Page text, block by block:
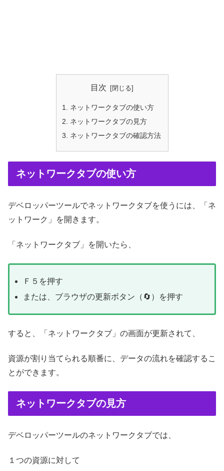
目次
ネットワークタブの使い方
ネットワークタブの見方
ネットワークタブの確認方法
ネットワークタブの使い方
デベロッパーツールでネットワークタブを使うには、「ネ
ットワーク」を開きます。
「ネットワークタブ」を開いたら、
Ｆ５を押す
または、ブラウザの更新ボタン（🔄）を押す
すると、「ネットワークタブ」の画面が更新されて、
資源が割り当てられる順番に、データの流れを確認するこ
とができます。
ネットワークタブの見方
デベロッパーツールのネットワークタブでは、
１つの資源に対して